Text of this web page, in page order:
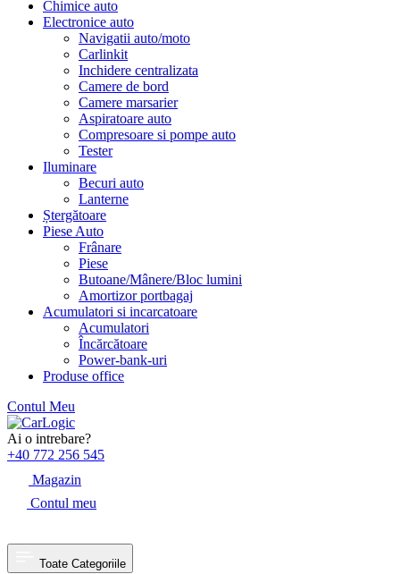
Chimice auto
Electronice auto
Navigatii auto/moto
Carlinkit
Inchidere centralizata
Camere de bord
Camere marsarier
Aspiratoare auto
Compresoare si pompe auto
Tester
Iluminare
Becuri auto
Lanterne
Ștergătoare
Piese Auto
Frânare
Piese
Butoane/Mânere/Bloc lumini
Amortizor portbagaj
Acumulatori si incarcatoare
Acumulatori
Încărcătoare
Power-bank-uri
Produse office
Contul Meu
Skip
to
content
Ai o intrebare?
+40 772 256 545
Magazin
Contul meu
Toate Categoriile